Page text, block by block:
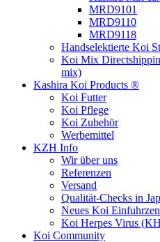
MRD9101
MRD9110
MRD9118
Handselektierte Koi
Koi Mix
mix)
Kashira Koi Products ®
Koi Futter
Koi Pflege
Koi Zubehör
Werbemittel
KZH Info
Wir über uns
Referenzen
Versand
Qualität-Checks in
Neues Koi
Koi Herpes Virus
Koi Community